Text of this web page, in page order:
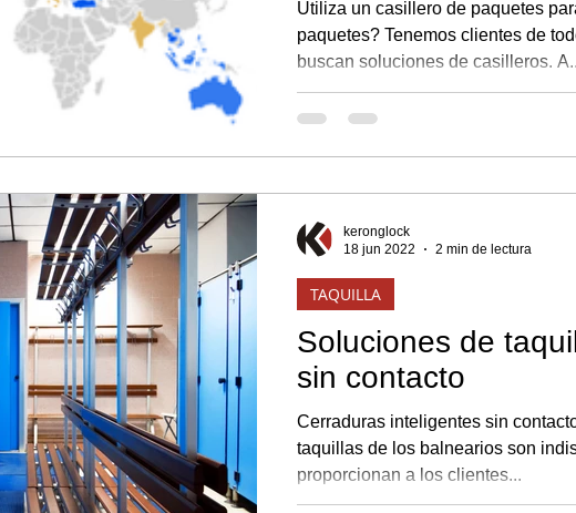
Utiliza un casillero de paquetes
paquetes? Tenemos clientes de
buscan soluciones de casilleros.
Soluciones de
sin contacto
Cerraduras inteligentes sin
taquillas de los balnearios son
proporcionan a los clientes...
TAQUILLA
keronglock
18 jun 2022
2 min de lectura